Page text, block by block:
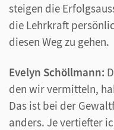
steigen die
die Lehrkraft
diesen Weg zu gehen.
Evelyn Schöllmann:
den wir vermitteln,
Das ist bei der
anders. Je vertiefter